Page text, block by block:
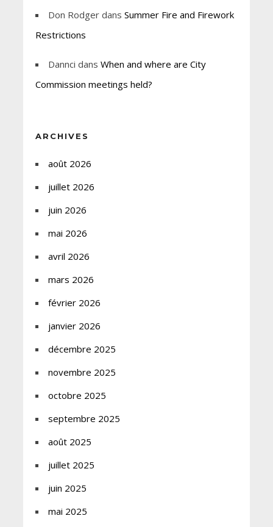
Don Rodgerdans Summer Fire and Firework
Restrictions
Dannci dans When and where are City
Commission meetings held?
ARCHIVES
août 2026
juillet 2026
juin 2026
mai 2026
avril 2026
mars 2026
février 2026
janvier 2026
décembre 2025
novembre 2025
octobre 2025
septembre 2025
août 2025
juillet 2025
juin 2025
mai 2025